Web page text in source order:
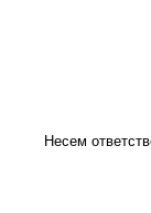
Несем